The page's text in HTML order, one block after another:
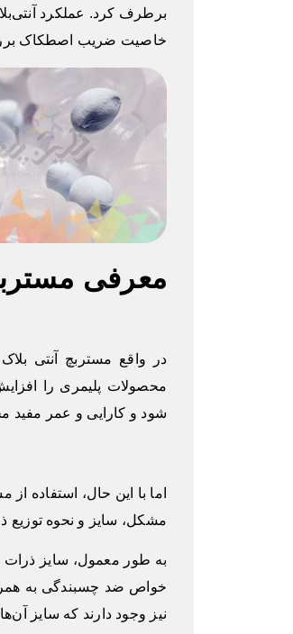
برطرف کرد. عملکرد
خاصیت ضریب اصطکاک
معرفی
در واقع مستربچ آنتی
محصولات پلیمری را
شود و کارایی و عمر مفید
اما با این حال، استفاده
مشکل، سایز و نحوه
خواص ضد چسبندگی به
نیز وجود دارند که سایز